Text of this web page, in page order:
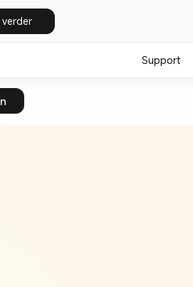
verder
Support